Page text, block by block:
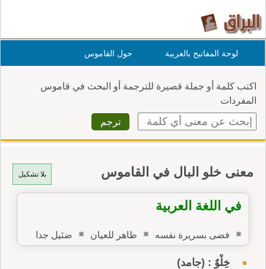
لوحة المفاتيح بالعربية حول القاموس
اكتب كلمة أو جملة قصيرة للترجمة أو البحث في قاموس
المفردات
بلا تشكيل معنى خلو البال في القاموس
في اللغة العربية
فضى بسريرة نفسه ظاهر للعيان ضئيل جدا
خِلْوٌ : (جامد)